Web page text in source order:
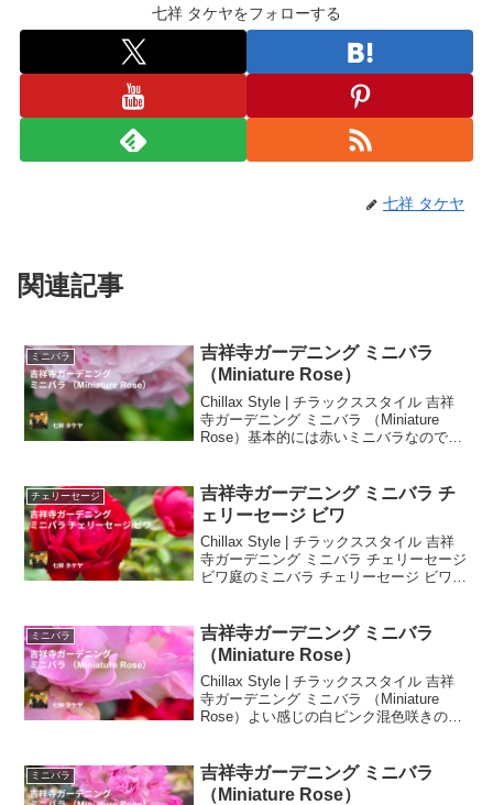
七祥 タケヤをフォローする
七祥 タケヤ
関連記事
ミニバラ
吉祥寺ガーデニング ミニバラ
（Miniature Rose）
Chillax Style | チラックススタイル 吉祥
寺ガーデニング ミニバラ （Miniature
Rose）基本的には赤いミニバラなのです
ミニバラ 2025年5月17日(土)
チェリーセージ
吉祥寺ガーデニング ミニバラ チ
ェリーセージ ビワ
Chillax Style | チラックススタイル 吉祥
寺ガーデニング ミニバラ チェリーセージ
ビワ庭のミニバラ チェリーセージ ビワ
定しました。しかし毎年ですが、梅雨っ
て東京だといつ始まって、いつ終わった
のかなかなか分からないですよね。しか
も近年は梅雨を感じさせない猛暑日が多
くなっていて、ガーデニング作業も過去
の季節スタンダードが通じなくなってき
ミニバラ
吉祥寺ガーデニング ミニバラ
（Miniature Rose）
Chillax Style | チラックススタイル 吉祥
寺ガーデニング ミニバラ （Miniature
Rose）よい感じの白ピンク混色咲きのミ
ミニバラには意外なエピソードがありま
す。1. 寿命は意外と長い「すぐに枯れて
ミニバラ
吉祥寺ガーデニング ミニバラ
（Miniature Rose）